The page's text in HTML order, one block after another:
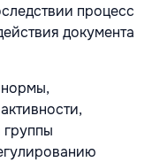
процесс
документа
группы